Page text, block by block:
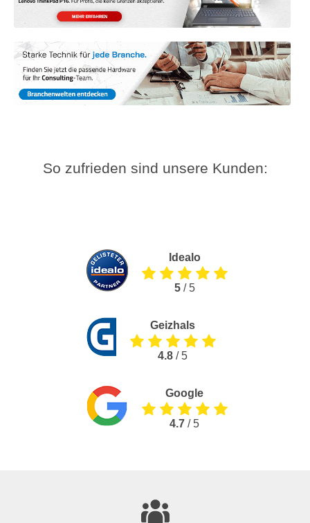
So zufrieden sind unsere Kunden:
Idealo
5/ 5
Geizhals
4.8 / 5
Google
4.7 / 5